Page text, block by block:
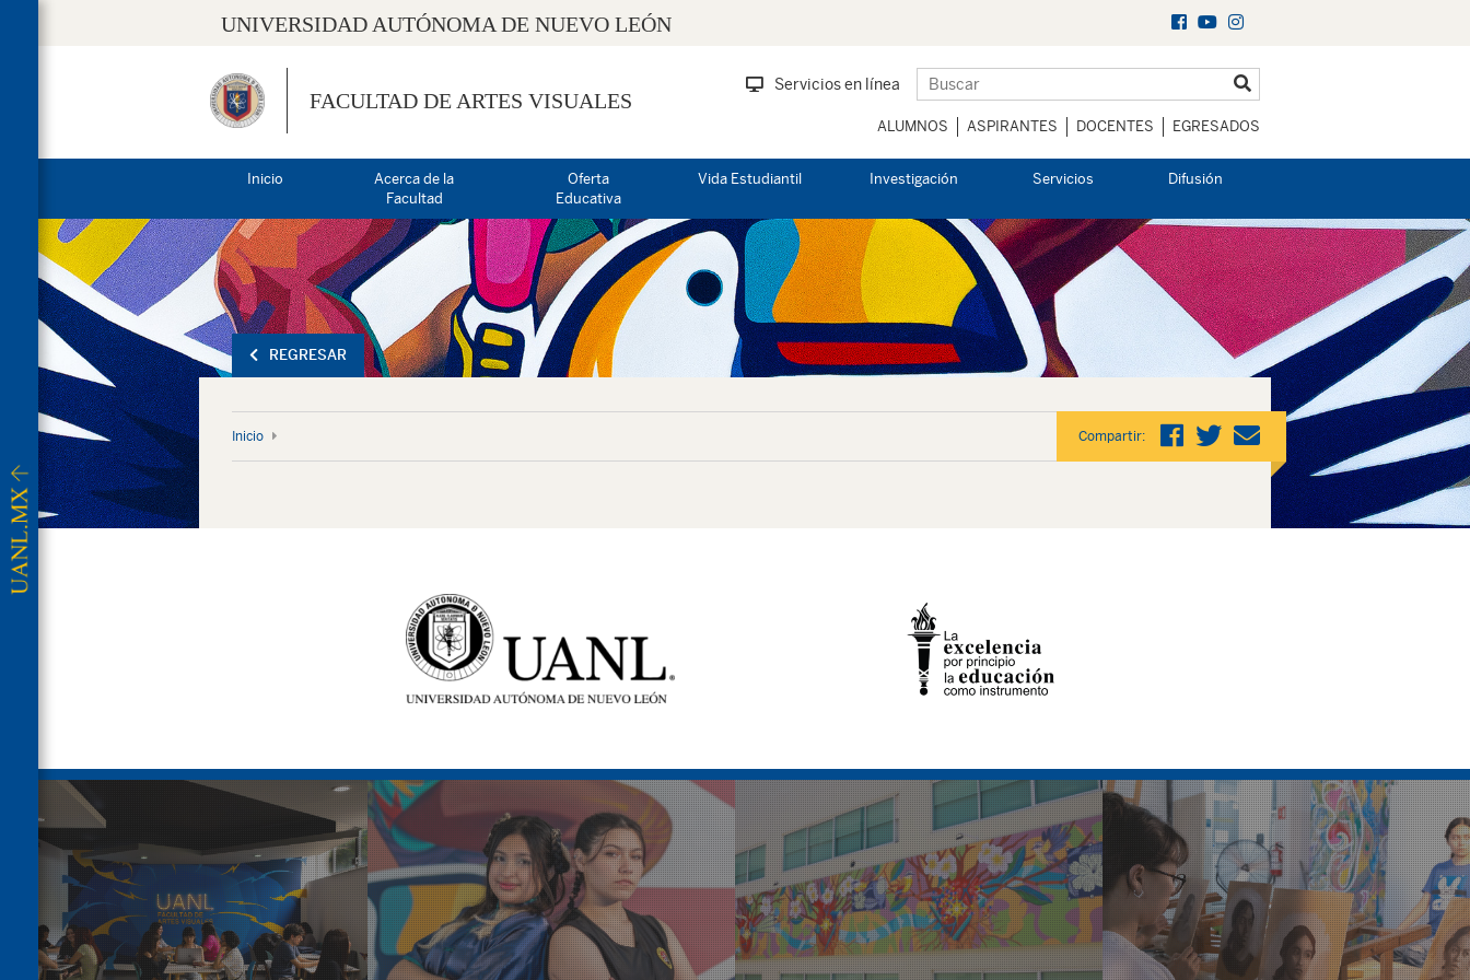
UNIVERSIDAD AUTÓNOMA DE NUEVO LEÓN
FACULTAD DE ARTES VISUALES
Servicios en línea
ALUMNOS ASPIRANTES DOCENTES EGRESADOS
Inicio
Acerca de la
Facultad
Oferta
Educativa
Vida Estudiantil Investigación Servicios Difusión
REGRESAR
Inicio Compartir: